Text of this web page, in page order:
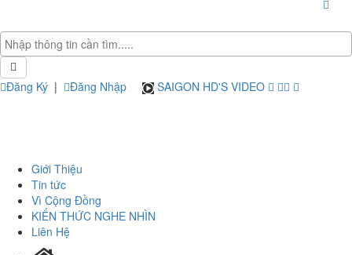
Đăng Ký | Đăng Nhập SAIGON HD'S VIDEO
Giới Thiệu
Tin tức
Vì Cộng Đồng
KIẾN THỨC NGHE NHÌN
Liên Hệ